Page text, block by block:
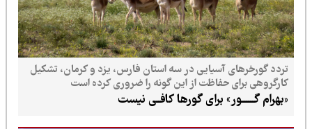
تردد گورخرهای آسیایی در سه استان فارس، یزد و کرمان، تشکیل
کارگروهی برای حفاظت از این گونه را ضروری کرده است
«بهرام گــــــور» برای گورها کافــی نیست